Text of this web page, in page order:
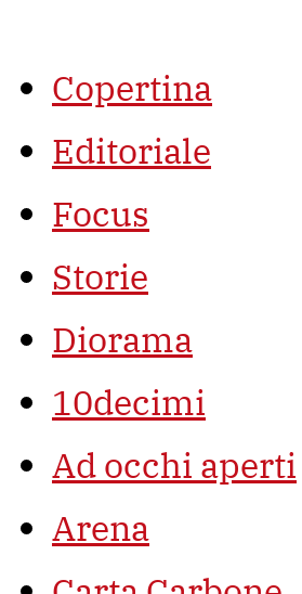
Copertina
Editoriale
Focus
Storie
Diorama
10decimi
Ad occhi aperti
Arena